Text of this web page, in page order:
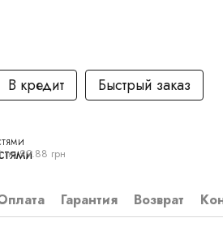
В кредит Быстрый заказ
по 99.88 грн
Гарантия Возврат